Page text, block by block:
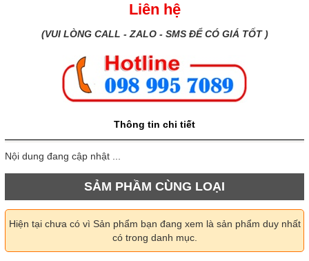
Liên hệ
(VUI LÒNG CALL - ZALO - SMS ĐỂ CÓ GIÁ TỐT )
Thông tin chi tiết
Nội dung đang cập nhật ...
SẢM PHẦM CÙNG LOẠI
Hiện tại chưa có vì Sản phẩm bạn đang xem là sản phẩm duy nhất
có trong danh mục.